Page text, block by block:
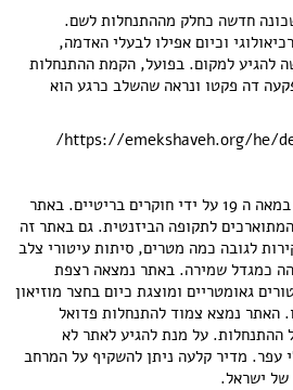
שכונה חדשה כחלק מההתנחלות לשם.
וכיום אפילו לבעלי האדמה,
להגיע למקום. בפועל, הקמת ההתנחלות
דה פקטו ונראה שהשלב כרגע הוא
האתר תועד כבר במאה ה 19 על ידי חוקרים בריטיים. באתר
לתקופה הביזנטית. גם באתר זה
לגובה כמה מטרים, סיתות עיטורי צלב
כמגדל שמירה. באתר נמצאה רצפת
גאומטריים ומוצגת כיום בחצר מוזיאון
האתר נמצא צמוד להתנחלות פדואל
ההתנחלות. על מנת להגיע לאתר לא
עפר. מדיר קלעה ניתן להשקיף על המרחב
של ישראל.